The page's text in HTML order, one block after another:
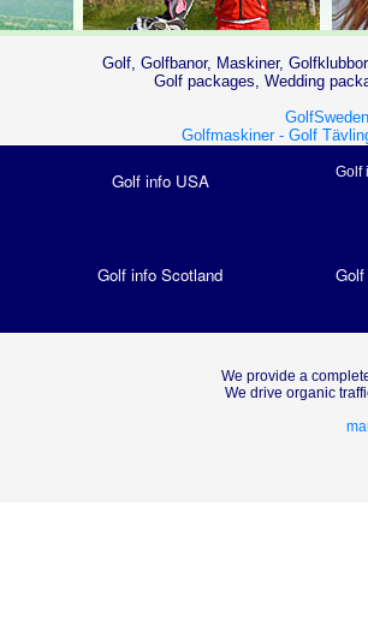
Golf, Golfbanor, Maskiner,
Golf packages, Wedding
Golfmaskiner - Golf
Golf info USA Golf
Golf info Scotland
We provide a
We drive organic